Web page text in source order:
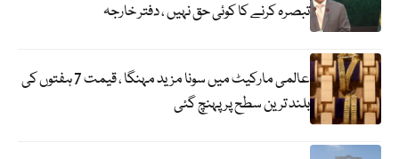
تبصرہ کرنے کا کوئی حق نہیں ، دفتر خارجہ
عالمی مارکیٹ میں سونا مزید مہنگا ، قیمت 7 ہفتوں کی
بلند ترین سطح پر پہنچ گئی